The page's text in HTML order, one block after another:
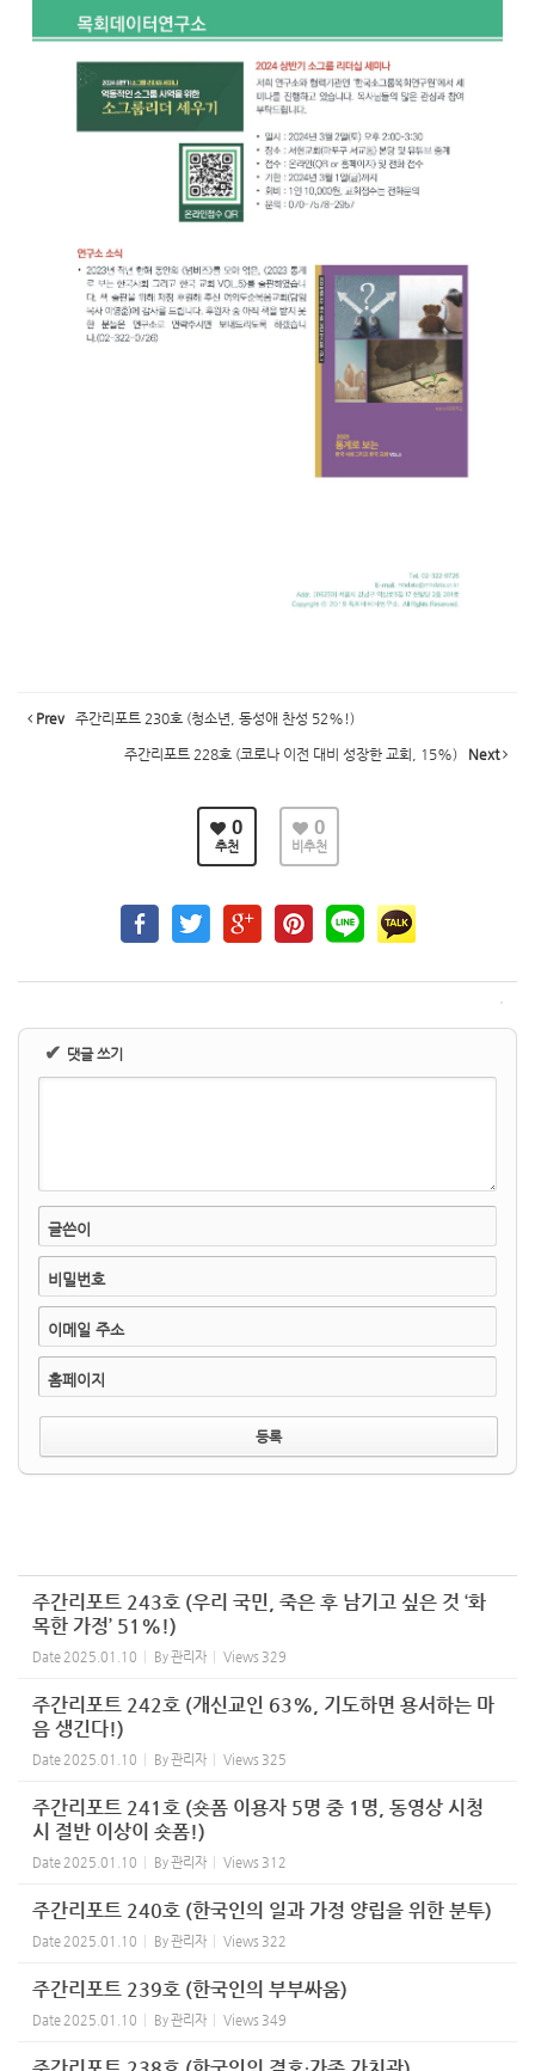
Prev 주간리포트 230호 (청소년, 동성애 찬성 52%!)
주간리포트 228호 (코로나 이전 대비 성장한 교회, 15%) Next
0
추천
0
비추천
✔ 댓글 쓰기
글쓴이
비밀번호
이메일 주소
홈페이지
주간리포트 243호 (우리 국민, 죽은 후 남기고 싶은 것 ‘화
목한 가정’ 51%!)
Date 2025.01.10 By관리자 Views 329
주간리포트 242호 (개신교인 63%, 기도하면 용서하는 마
음 생긴다!)
Date 2025.01.10 By관리자 Views 325
주간리포트 241호 (숏폼 이용자 5명 중 1명, 동영상 시청
시 절반 이상이 숏폼!)
Date 2025.01.10 By관리자 Views 312
주간리포트 240호 (한국인의 일과 가정 양립을 위한 분투)
Date 2025.01.10 By관리자 Views 322
주간리포트 239호 (한국인의 부부싸움)
Date 2025.01.10 By관리자 Views 349